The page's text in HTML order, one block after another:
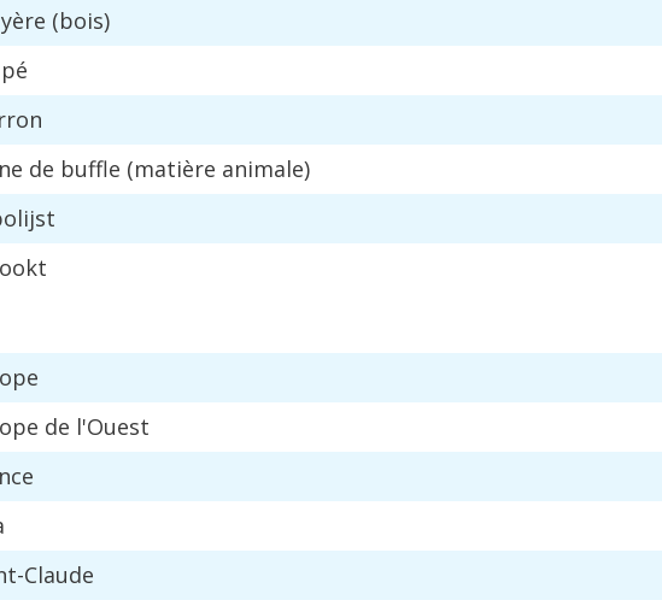
ère (bois)
é
de buffle (matière animale)
de l'Ouest
-Claude